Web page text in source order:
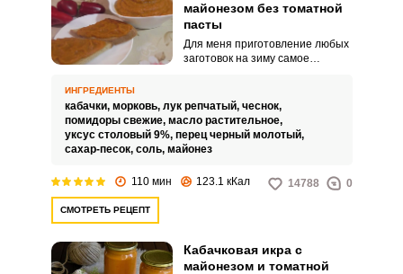
майонезом без томатной
пасты
Для меня приготовление любых
заготовок на зиму самое
с майонезом без томатной
пасты.
ИНГРЕДИЕНТЫ
кабачки, морковь, лук репчатый, чеснок,
помидоры свежие, масло растительное,
уксус столовый 9%, перец черный молотый,
сахар-песок, соль, майонез
110 мин 123.1 кКал 14788 0
СМОТРЕТЬ РЕЦЕПТ
Кабачковая икра с
майонезом и томатной